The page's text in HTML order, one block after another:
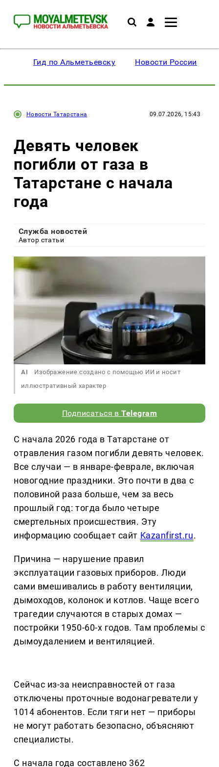
Гид по Альметьевску Новости России
Новости Татарстана 09.07.2026, 15:43
Девять человек
погибли от газа в
Татарстане с начала
года
Служба новостей
Автор статьи
AI
Изображение создано с помощью ИИ и носит
иллюстративный характер
Подписаться вTelegram
С начала 2026 года в Татарстане от
отравления газом погибли девять человек.
Все случаи — в январе-феврале, включая
новогодние праздники. Это почти в два с
половиной раза больше, чем за весь
прошлый год: тогда было четыре
смертельных происшествия. Эту
информацию сообщает сайт Kazanfirst.ru.
Причина — нарушение правил
эксплуатации газовых приборов. Люди
сами вмешивались в работу вентиляции,
дымоходов, колонок и котлов. Чаще всего
трагедии случаются в старых домах —
постройки 1950-60-х годов. Там проблемы с
дымоудалением и вентиляцией.
Сейчас из-за неисправностей от газа
отключены проточные водонагреватели у
1014 абонентов. Если тяги нет — приборы
не могут работать безопасно, объясняют
специалисты.
С начала года составлено 362